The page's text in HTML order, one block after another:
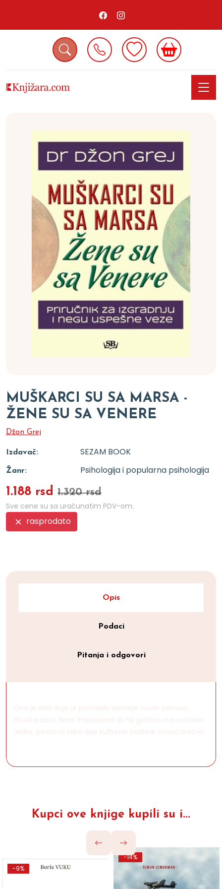
MUŠKARCI SU SA MARSA -
ŽENE SU SA VENERE
Džon Grej
Izdavač: SEZAM BOOK
Žanr: Psihologija i popularna psihologija
1.188 rsd 1.320 rsd
Sve cene su sa uračunatim PDV-om.
rasprodato
Opis
Podaci
Pitanja i odgovori
Ovo je delo koje je postavilo temelje novih odnosa
muškaraca i žena. Prevedeno je na gotovo sve svetske
jezike, postavši tako deo kulturne baštine čovečanstva.
Kupci ove knjige kupili su i...
-9%
-14%